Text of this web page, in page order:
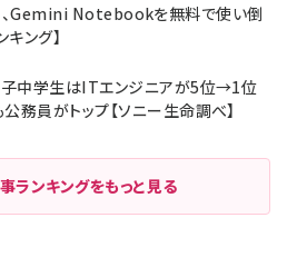
、Gemini Notebookを無料で使い倒
ング】
子中学生はITエンジニアが5位→1位
務員がトップ【ソニー生命調べ】
ランキングをもっと見る